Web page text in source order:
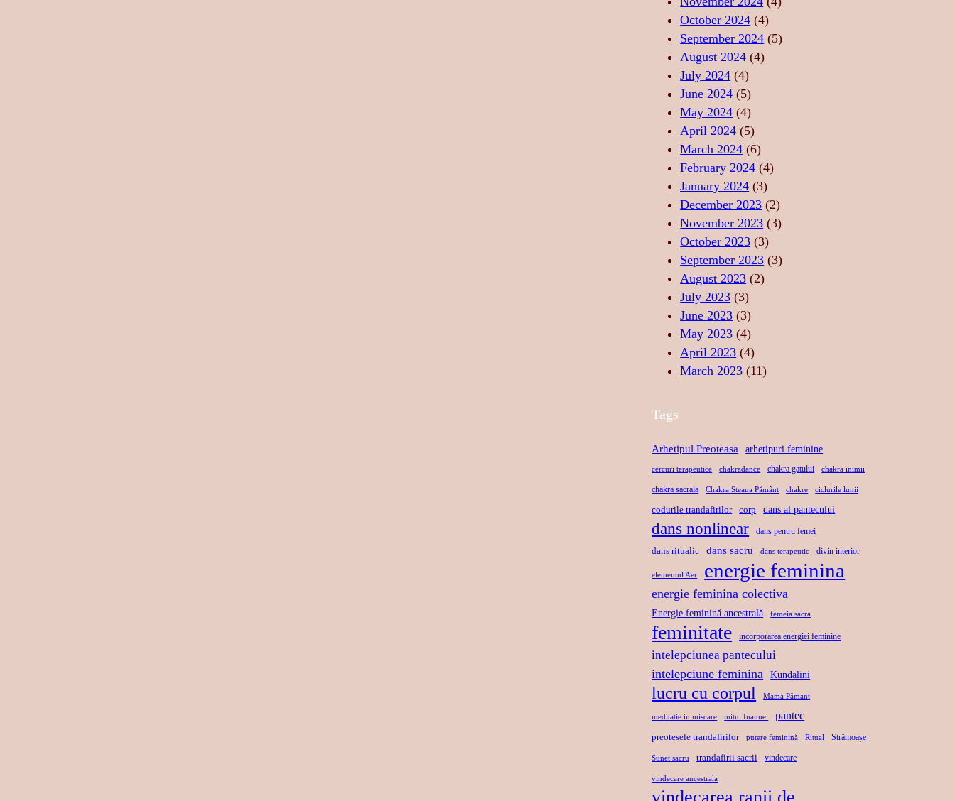
O
R
Ț
Ă
,
L
B
E
R
T
A
T
E
E
R
E
L
A
X
A
R
E
P
R
I
N
D
A
N
S
L
E
T
U
L
D
A
N
S
U
L
U
I
S
A
C
R
U
October 2024 (4)
September 2024 (5)
August 2024 (4)
July 2024 (4)
June 2024 (5)
May 2024 (4)
April 2024 (5)
March 2024 (6)
February 2024 (4)
January 2024 (3)
December 2023 (2)
November 2023 (3)
October 2023 (3)
September 2023 (3)
August 2023 (2)
July 2023 (3)
June 2023 (3)
May 2023 (4)
April 2023 (4)
March 2023 (11)
Tags
Arhetipul Preoteasa arhetipuri feminine
cercuri terapeutice chakradance chakra gatului chakra inimii
chakra sacrala Chakra Steaua Pământ chakre ciclurile lunii
codurile trandafirilor corp dans al pantecului
dans nonlinear dans pentru femei
dans ritualic dans sacru dans terapeutic divin interior
elementul Aer energie feminina
energie feminina colectiva
Energie feminină ancestrală femeia sacra
feminitate incorporarea energiei feminine
intelepciunea pantecului
intelepciune feminina Kundalini
lucru cu corpul Mama Pămant
meditatie in miscare mitul Inannei pantec
preotesele trandafirilor putere feminină Ritual Strămoașe
Sunet sacru trandafirii sacrii vindecare
vindecare ancestrala